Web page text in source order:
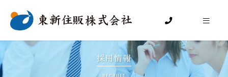
採用情報